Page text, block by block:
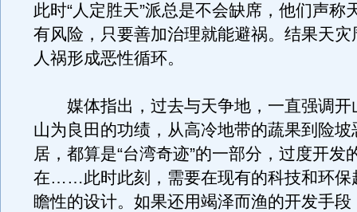
此时“人定胜天”派总是不会缺席，他们声称
有风险，只要善加治理就能避祸。结果天灾
人祸形成恶性循环。
媒体指出，过去与天争地，一直强调开
山为良田的功绩，从高冷地带的蔬果到险坡
居，都算是“台湾奇迹”的一部分，过度开发
在……此时此刻，需要在现有的科技和环保
瞻性的设计。如果还用竭泽而渔的开发手段